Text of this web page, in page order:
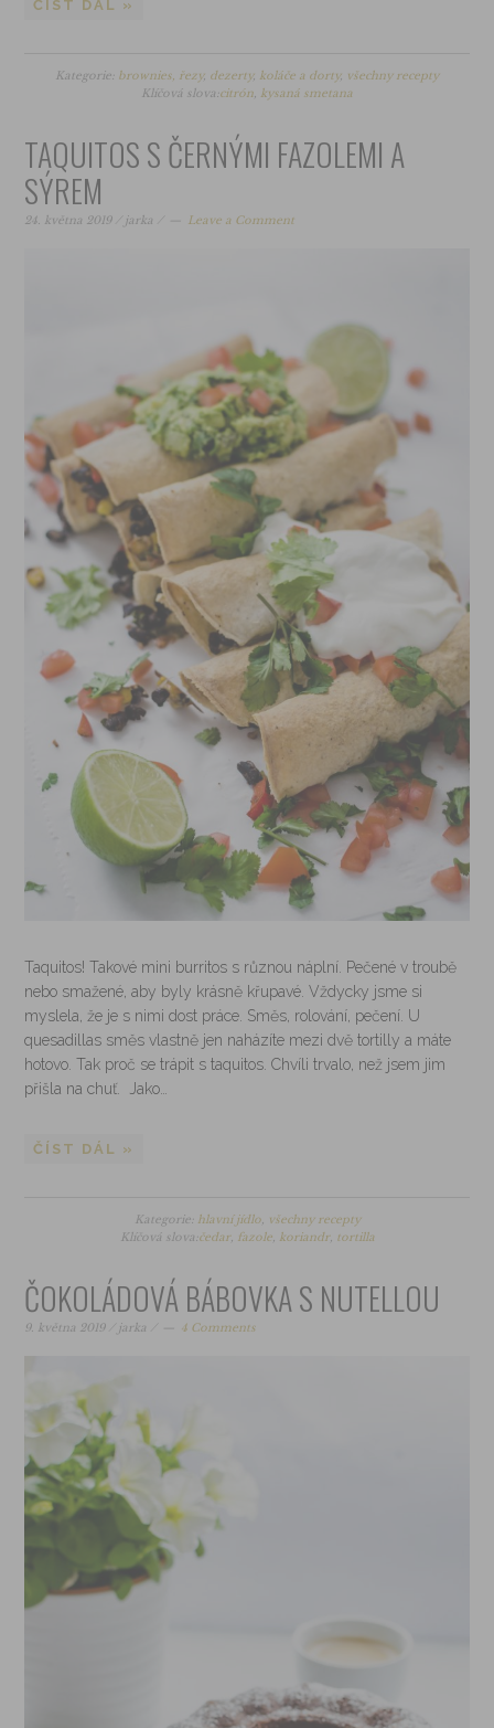
ČÍST DÁL »
Kategorie: brownies, řezy, dezerty, koláče a dorty, všechny recepty
Klíčová slova:citrón, kysaná smetana
TAQUITOS S ČERNÝMI FAZOLEMI A
SÝREM
24. května 2019/ jarka Leave a Comment
Taquitos! Takové mini burritos s různou náplní. Pečené v troubě
nebo smažené, aby byly krásně křupavé. Vždycky jsme si
myslela, že je s nimi dost práce. Směs, rolování, pečení. U
quesadillas směs vlastně jen naházíte mezi dvě tortilly a máte
hotovo. Tak proč se trápit s taquitos. Chvíli trvalo, než jsem jim
přišla na chuť. Jako…
ČÍST DÁL »
Kategorie: hlavní jídlo, všechny recepty
Klíčová slova:čedar, fazole, koriandr, tortilla
ČOKOLÁDOVÁ BÁBOVKA S NUTELLOU
9. května 2019/ jarka 4 Comments